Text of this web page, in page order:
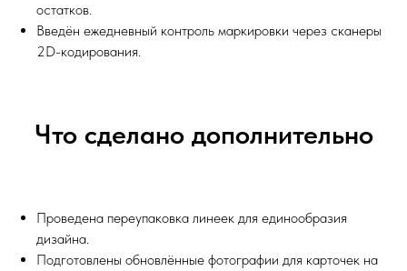
остатков.
Введён ежедневный контроль маркировки через сканеры
2D-кодирования.
Что сделано дополнительно
Проведена переупаковка линеек для единообразия
дизайна.
Подготовлены обновлённые фотографии для карточек на